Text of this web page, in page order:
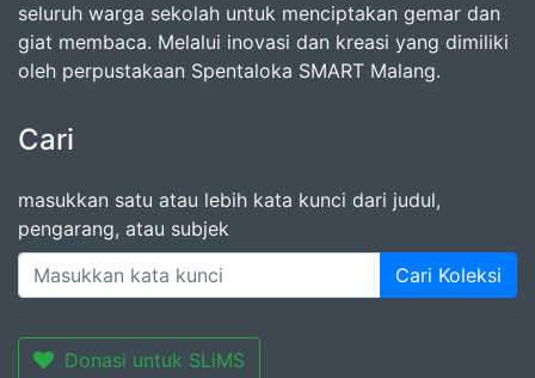
seluruh warga sekolah untuk menciptakan gemar dan
giat membaca. Melalui inovasi dan kreasi yang dimiliki
oleh perpustakaan Spentaloka SMART Malang.
Cari
masukkan satu atau lebih kata kunci dari judul,
pengarang, atau subjek
Cari Koleksi
Donasi untuk SLiMS